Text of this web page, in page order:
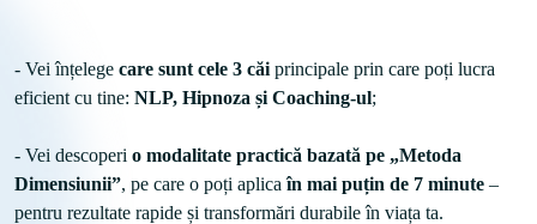
- Vei înțelege care sunt cele 3 căi principale prin care poți lucra
eficient cu tine: NLP, Hipnoza și Coaching-ul;
- Vei descoperi o modalitate practică bazată pe „Metoda
Dimensiunii”, pe care o poți aplica în mai puțin de 7 minute –
pentru rezultate rapide și transformări durabile în viața ta.